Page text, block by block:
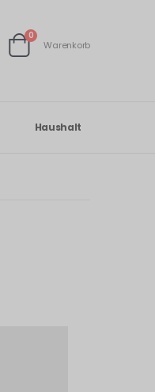
Warenkorb
0Artikel
Warenkorb
Haushalt